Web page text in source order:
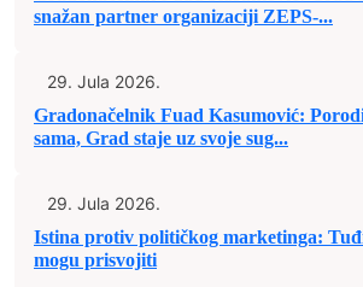
snažan partner organizaciji ZEPS-...
29. Jula 2026.
Gradonačelnik Fuad Kasumović:
sama, Grad staje uz svoje sug...
29. Jula 2026.
Istina protiv političkog marketinga:
mogu prisvojiti